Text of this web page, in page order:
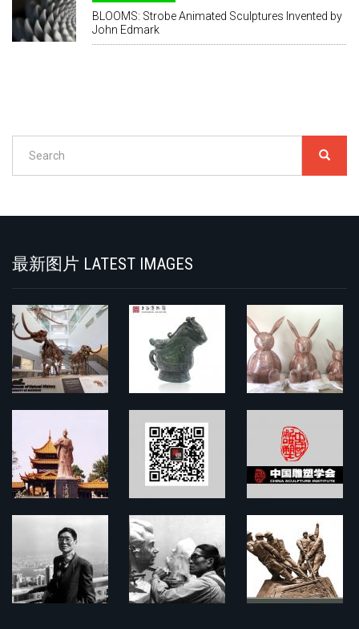
BLOOMS: Strobe Animated Sculptures Invented by
John Edmark
最新图片 LATEST IMAGES